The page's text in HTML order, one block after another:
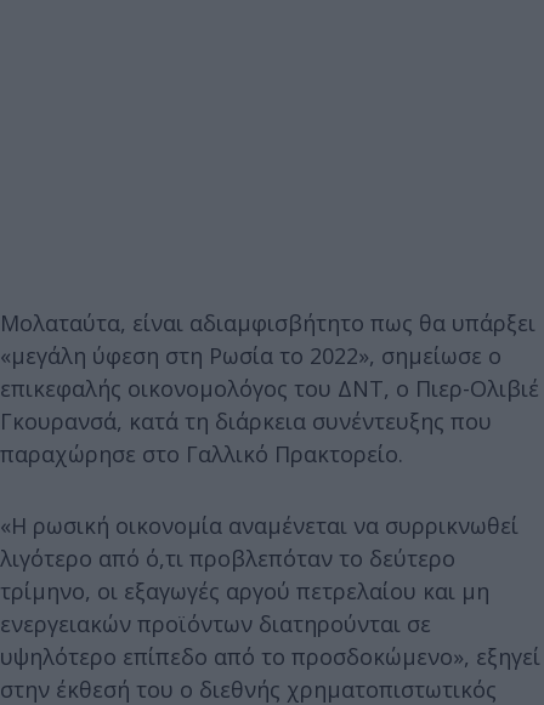
Μολαταύτα, είναι αδιαμφισβήτητο πως θα υπάρξει
«μεγάλη ύφεση στη Ρωσία το 2022», σημείωσε ο
επικεφαλής οικονομολόγος του ΔΝΤ, ο Πιερ-Ολιβιέ
Γκουρανσά, κατά τη διάρκεια συνέντευξης που
παραχώρησε στο Γαλλικό Πρακτορείο.
«Η ρωσική οικονομία αναμένεται να συρρικνωθεί
λιγότερο από ό,τι προβλεπόταν το δεύτερο
τρίμηνο, οι εξαγωγές αργού πετρελαίου και μη
ενεργειακών προϊόντων διατηρούνται σε
υψηλότερο επίπεδο από το προσδοκώμενο», εξηγεί
στην έκθεσή του ο διεθνής χρηματοπιστωτικός